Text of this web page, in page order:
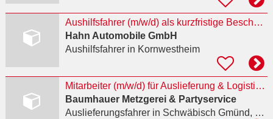
Aushilfsfahrer (m/w/d) als kurzfristige Beschäftigung
Hahn Automobile GmbH
Aushilfsfahrerin Kornwestheim
Mitarbeiter (m/w/d) für Auslieferung & Logistik / Fahrer
Baumhauer Metzgerei & Partyservice
Auslieferungsfahrerin Schwäbisch Gmünd, Bargau